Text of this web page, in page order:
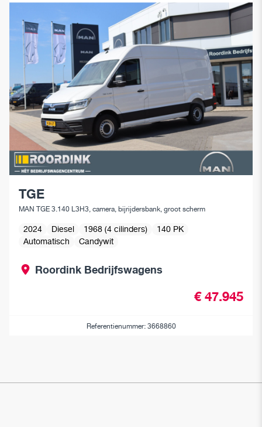
TGE
MAN TGE 3.140 L3H3, camera, bijrijdersbank, groot scherm
2024 Diesel 1968 (4 cilinders)
140 PK
Automatisch
Candywit
Roordink Bedrijfswagens
€ 47.945
Referentienummer: 3668860